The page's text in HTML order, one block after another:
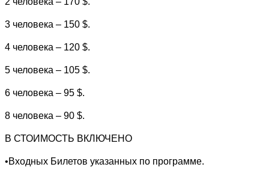
3 человека – 150 $.
4 человека – 120 $.
5 человека – 105 $.
6 человека – 95 $.
8 человека – 90 $.
В СТОИМОСТЬ ВКЛЮЧЕНО
•Входных Билетов указанных по программе.